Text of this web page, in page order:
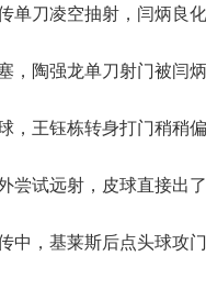
单刀凌空抽射，闫炳良化
，陶强龙单刀射门被闫炳
，王钰栋转身打门稍稍偏
尝试远射，皮球直接出了
中，基莱斯后点头球攻门